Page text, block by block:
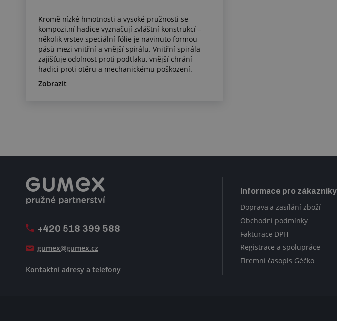
Kromě nízké hmotnosti a vysoké pružnosti se
kompozitní hadice vyznačují zvláštní konstrukcí –
několik vrstev speciální fólie je navinuto formou
pásů mezi vnitřní a vnější spirálu. Vnitřní spirála
zajišťuje odolnost proti podtlaku, vnější chrání
hadici proti otěru a mechanickému poškození.
Zobrazit
+420 518 399 588
gumex@gumex.cz
Kontaktní adresy a telefony
Informace pro zákazníky
Doprava a zasílání zboží
Obchodní podmínky
Fakturace DPH
Registrace a spolupráce
Firemní časopis Géčko